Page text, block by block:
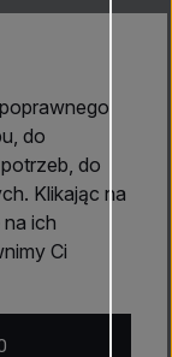
25 lip 2026
do
do
Klikając na
ich
Ci